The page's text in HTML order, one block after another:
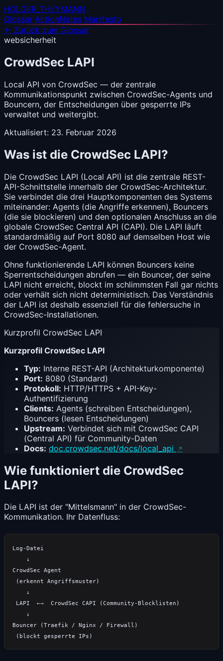
HOLGER_THEYMANN
Glossar ActionNotes Manifesto
← Zurück zum Glossar
websicherheit
CrowdSec LAPI
Local API von CrowdSec — der zentrale
Kommunikationspunkt zwischen CrowdSec-Agents und
Bouncern, der Entscheidungen über gesperrte IPs
verwaltet und weitergibt.
Aktualisiert: 23. Februar 2026
Was ist die CrowdSec LAPI?
Die CrowdSec LAPI (Local API) ist die zentrale REST-
API-Schnittstelle innerhalb der CrowdSec-Architektur.
Sie verbindet die drei Hauptkomponenten des Systems
miteinander: Agents (die Angriffe erkennen), Bouncers
(die sie blockieren) und den optionalen Anschluss an die
globale CrowdSec Central API (CAPI). Die LAPI läuft
standardmäßig auf Port 8080 auf demselben Host wie
der CrowdSec-Agent.
Ohne funktionierende LAPI können Bouncers keine
Sperrentscheidungen abrufen — ein Bouncer, der seine
LAPI nicht erreicht, blockt im schlimmsten Fall gar nichts
oder verhält sich nicht deterministisch. Das Verständnis
der LAPI ist deshalb essenziell für die fehlersuche in
CrowdSec-Installationen.
Kurzprofil CrowdSec LAPI
Kurzprofil CrowdSec LAPI
Typ: Interne REST-API (Architekturkomponente)
Port: 8080 (Standard)
Protokoll: HTTP/HTTPS + API-Key-
Authentifizierung
Clients: Agents (schreiben Entscheidungen),
Bouncers (lesen Entscheidungen)
Upstream: Verbindet sich mit CrowdSec CAPI
(Central API) für Community-Daten
Docs: doc.crowdsec.net/docs/local_api
Wie funktioniert die CrowdSec
LAPI?
Die LAPI ist der "Mittelsmann" in der CrowdSec-
Kommunikation. Ihr Datenfluss:
Log-Datei
    ↓
CrowdSec Agent
(erkennt Angriffsmuster)
    ↓
LAPI  ←→  CrowdSec CAPI (Community-Blocklisten)
    ↓
Bouncer (Traefik / Nginx / Firewall)